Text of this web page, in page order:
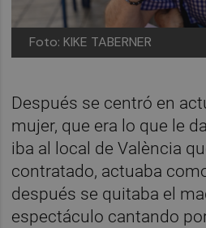
Foto: KIKE TABERNER
Después se centró en
mujer, que era lo que le
iba al local de València
contratado, actuaba
después se quitaba el
espectáculo cantando